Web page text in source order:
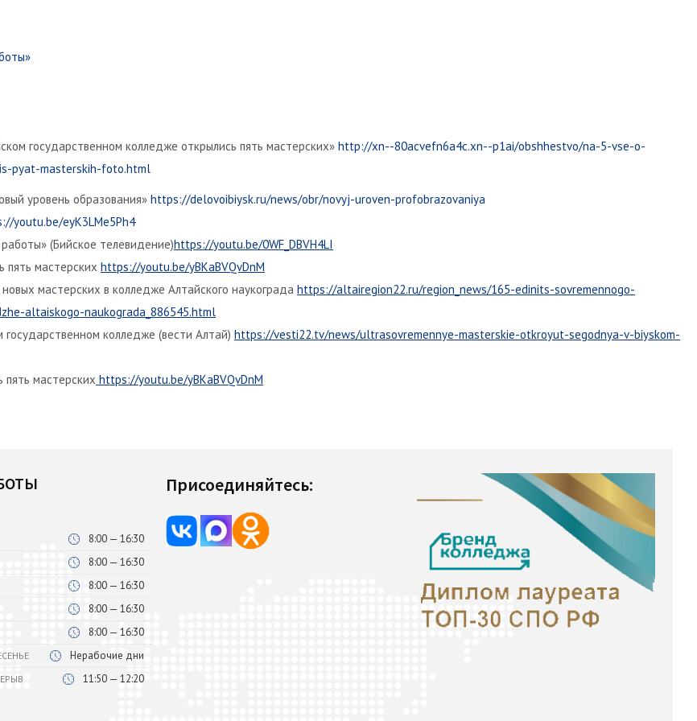
государственном колледже открылись пять мастерских» http://xn--80acvefn6a4c.xn--p1ai/obshhestvo/na-5-vse-o-
pyat-masterskih-foto.html
уровень образования» https://delovoibiysk.ru/news/obr/novyj-uroven-profobrazovaniya
youtu.be/eyK3LMe5Ph4
(Бийское телевидение)https://youtu.be/0WF_DBVH4LI
пять мастерских https://youtu.be/yBKaBVQvDnM
мастерских в колледже Алтайского наукограда https://altairegion22.ru/region_news/165-edinits-sovremennogo-
altaiskogo-naukograda_886545.html
колледже (вести Алтай) https://vesti22.tv/news/ultrasovremennye-masterskie-otkroyut-segodnya-v-biyskom-
мастерских https://youtu.be/yBKaBVQvDnM
8:00 — 16:30
8:00 — 16:30
8:00 — 16:30
8:00 — 16:30
8:00 — 16:30
Нерабочие дни
11:50 — 12:20
Присоединяйтесь: